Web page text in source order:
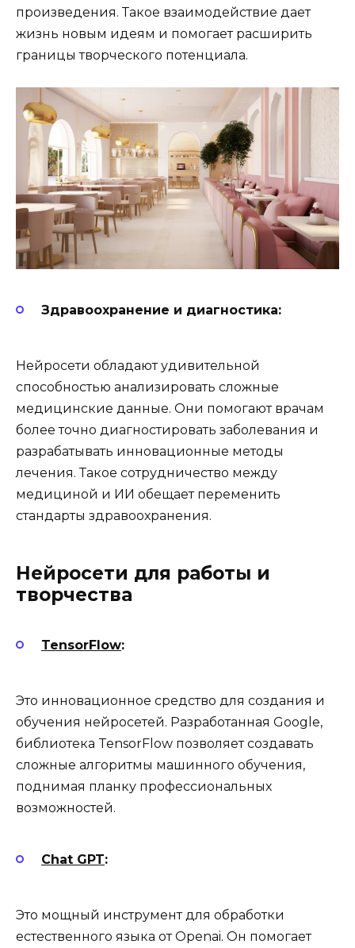
произведения. Такое взаимодействие дает
жизнь новым идеям и помогает расширить
границы творческого потенциала.
Здравоохранение и диагностика:
Нейросети обладают удивительной
способностью анализировать сложные
медицинские данные. Они помогают врачам
более точно диагностировать заболевания и
разрабатывать инновационные методы
лечения. Такое сотрудничество между
медициной и ИИ обещает переменить
стандарты здравоохранения.
Нейросети для работы и
творчества
TensorFlow:
Это инновационное средство для создания и
обучения нейросетей. Разработанная Google,
библиотека TensorFlow позволяет создавать
сложные алгоритмы машинного обучения,
поднимая планку профессиональных
возможностей.
Chat GPT:
Это мощный инструмент для обработки
естественного языка от Openai. Он помогает